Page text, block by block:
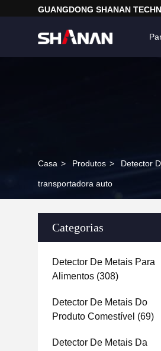
GUANGDONG SHANAN
Casa > Produtos > Detector
transportadora auto
Categorias
Detector De Metais Para
Alimentos (308)
Detector De Metais Do
Produto Comestível (69)
Detector De Metais Da